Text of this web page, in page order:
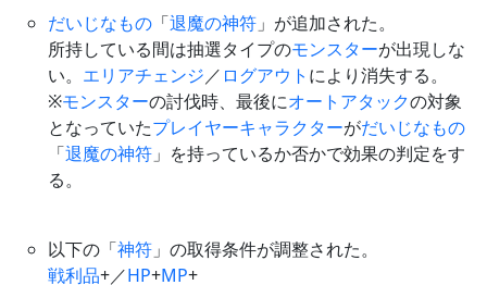
だいじなもの 「退魔の神符 」が追加された。
所持している間は抽選タイプのモンスターが出現しな
い。 エリアチェンジ／ ログアウト により消失する。
※モンスターの討伐時、最後にオートアタックの対象
となっていたプレイヤーキャラクターがだいじなもの
「退魔の神符 」を持っているか否かで効果の判定をす
る。
以下の「神符 」の取得条件が調整された。
戦利品+／HP+MP+